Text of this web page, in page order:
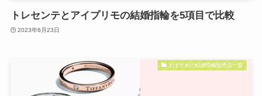
トレセンテとアイプリモの結婚指輪を5項目で比較
2023年6月23日
おすすめの結婚指輪販売店一覧